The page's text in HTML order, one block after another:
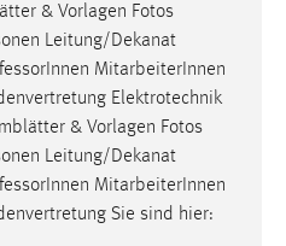
& Vorlagen Fotos
Leitung/Dekanat
MitarbeiterInnen
Elektrotechnik
& Vorlagen Fotos
Leitung/Dekanat
MitarbeiterInnen
Sie sind hier: